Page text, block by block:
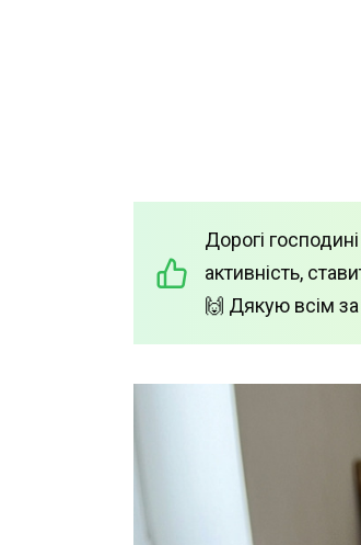
Дорогі
активність,
🙌 Дякую всім